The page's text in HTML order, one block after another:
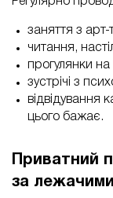
заняття з арт-
читання,
прогулянки на
зустрічі з
відвідування
цього бажає.
Приватний
за